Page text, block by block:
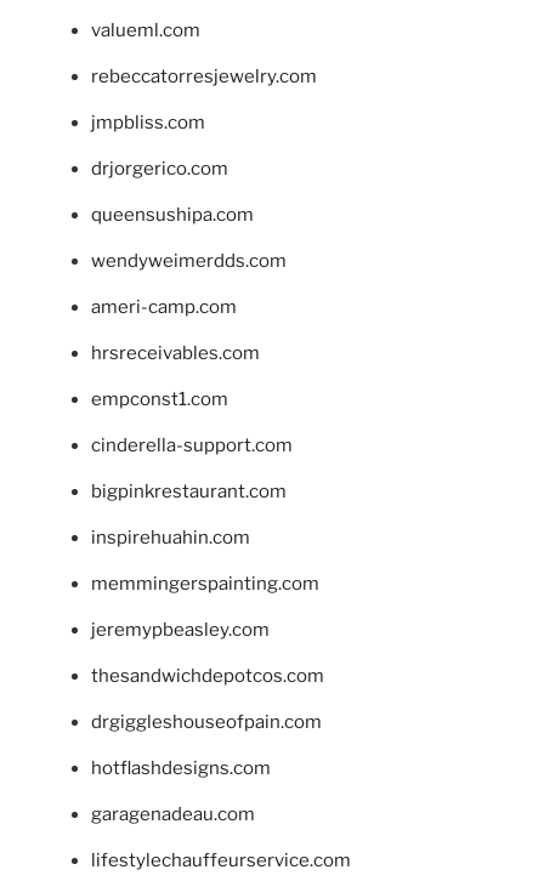
valueml.com
rebeccatorresjewelry.com
jmpbliss.com
drjorgerico.com
queensushipa.com
wendyweimerdds.com
ameri-camp.com
hrsreceivables.com
empconst1.com
cinderella-support.com
bigpinkrestaurant.com
inspirehuahin.com
memmingerspainting.com
jeremypbeasley.com
thesandwichdepotcos.com
drgiggleshouseofpain.com
hotflashdesigns.com
garagenadeau.com
lifestylechauffeurservice.com